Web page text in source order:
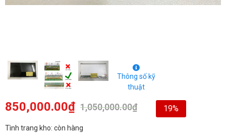
Thông số kỹ
thuật
1,050,000.00₫
850,000.00₫ 19%
Tình trang kho: còn hàng